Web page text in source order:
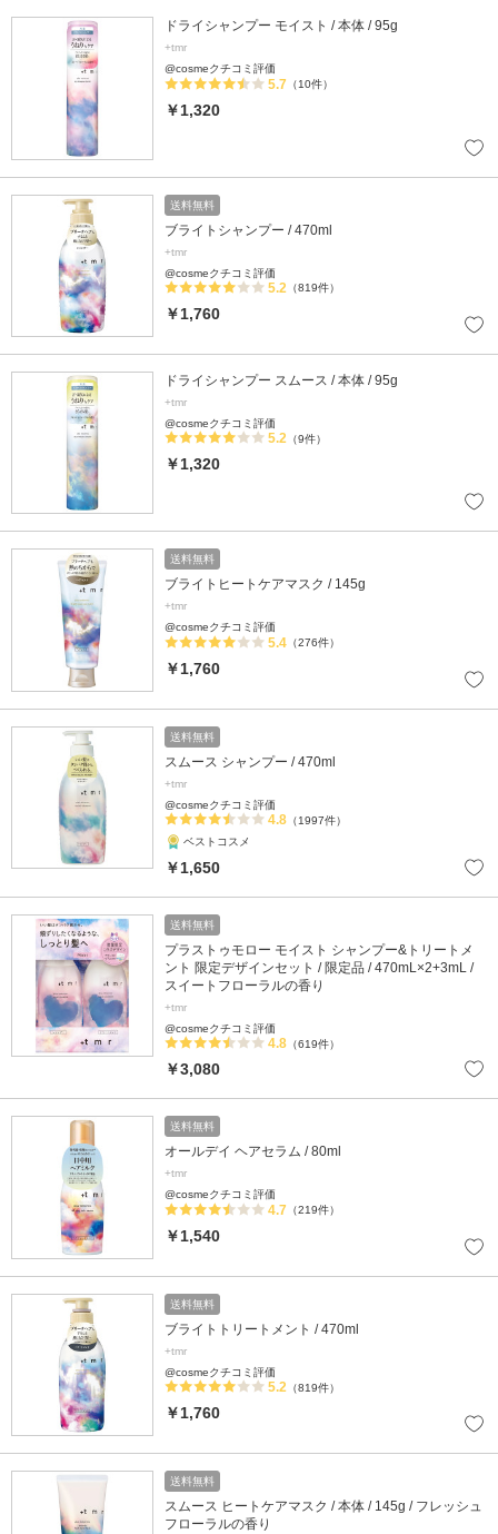
ドライシャンプー モイスト / 本体 / 95g
+tmr
@cosmeクチコミ評価
5.7 （10件）
￥1,320
送料無料
ブライトシャンプー / 470ml
+tmr
@cosmeクチコミ評価
5.2 （819件）
￥1,760
ドライシャンプー スムース / 本体 / 95g
+tmr
@cosmeクチコミ評価
5.2 （9件）
￥1,320
送料無料
ブライトヒートケアマスク / 145g
+tmr
@cosmeクチコミ評価
5.4 （276件）
￥1,760
送料無料
スムース シャンプー / 470ml
+tmr
@cosmeクチコミ評価
4.8 （1997件）
ベストコスメ
￥1,650
送料無料
プラストゥモロー モイスト シャンプー&トリートメ
ント 限定デザインセット / 限定品 / 470mL×2+3mL /
スイートフローラルの香り
+tmr
@cosmeクチコミ評価
4.8 （619件）
￥3,080
送料無料
オールデイ ヘアセラム / 80ml
+tmr
@cosmeクチコミ評価
4.7 （219件）
￥1,540
送料無料
ブライトトリートメント / 470ml
+tmr
@cosmeクチコミ評価
5.2 （819件）
￥1,760
送料無料
スムース ヒートケアマスク / 本体 / 145g / フレッシュ
フローラルの香り